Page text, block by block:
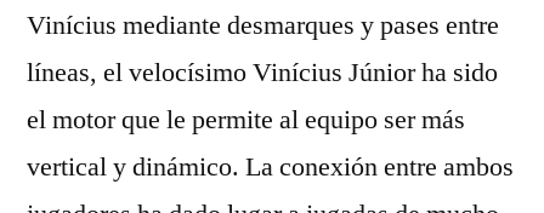
Vinícius mediante desmarques y pases entre
líneas, el velocísimo Vinícius Júnior ha sido
el motor que le permite al equipo ser más
vertical y dinámico. La conexión entre ambos